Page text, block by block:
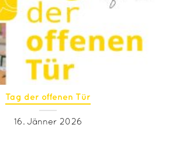
Tag der offenen Tür
16. Jänner 2026